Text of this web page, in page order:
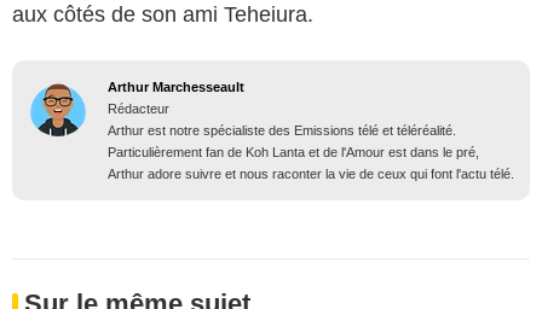
aux côtés de son ami Teheiura.
Arthur Marchesseault
Rédacteur
Arthur est notre spécialiste des Emissions télé et téléréalité.
Particulièrement fan de Koh Lanta et de l'Amour est dans le pré,
Arthur adore suivre et nous raconter la vie de ceux qui font l'actu télé.
Sur le même sujet